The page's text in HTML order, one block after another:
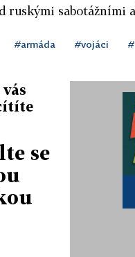
ruskými
#armáda #vojáci
se